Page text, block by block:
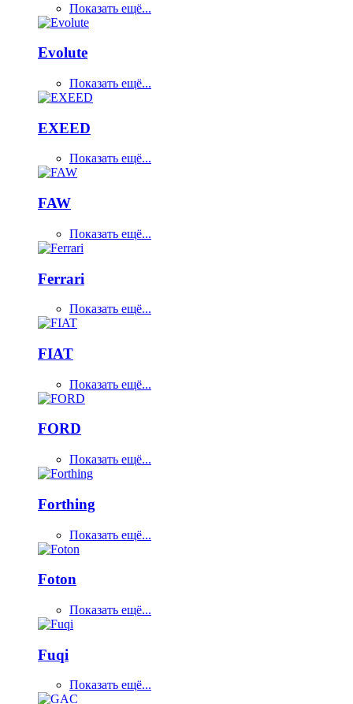
Показать ещё...
Evolute
Показать ещё...
EXEED
Показать ещё...
FAW
Показать ещё...
Ferrari
Показать ещё...
FIAT
Показать ещё...
FORD
Показать ещё...
Forthing
Показать ещё...
Foton
Показать ещё...
Fuqi
Показать ещё...